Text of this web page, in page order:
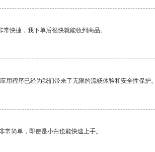
常快捷，我下单后很快就能收到商品。
用程序已经为我们带来了无限的流畅体验和安全性保护
常简单，即使是小白也能快速上手。